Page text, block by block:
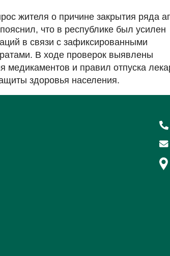
жителя о причине закрытия ряда
что в республике был усилен
в связи с зафиксированными
В ходе проверок выявлены
и правил отпуска
здоровья населения.